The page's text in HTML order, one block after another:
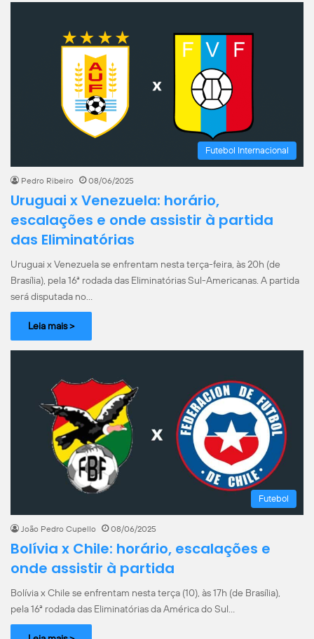
Futebol Internacional
Pedro Ribeiro 08/06/2025
Uruguai x Venezuela: horário,
escalações e onde assistir à partida
das Eliminatórias
Uruguai x Venezuela se enfrentam nesta terça-feira, às 20h (de
Brasília), pela 16ª rodada das Eliminatórias Sul-Americanas. A partida
será disputada no…
Leia mais >
Futebol
João Pedro Cupello 08/06/2025
Bolívia x Chile: horário, escalações e
onde assistir à partida
Bolívia x Chile se enfrentam nesta terça (10), às 17h (de Brasília),
pela 16ª rodada das Eliminatórias da América do Sul…